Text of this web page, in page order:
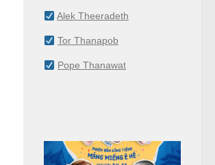
Alek Theeradeth
Tor Thanapob
Pope Thanawat